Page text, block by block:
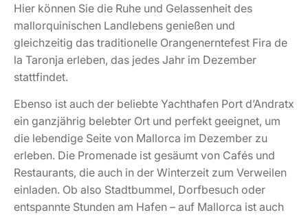
Hier können Sie die Ruhe und Gelassenheit des
mallorquinischen Landlebens genießen und
gleichzeitig das traditionelle Orangenerntefest Fira de
la Taronja erleben, das jedes Jahr im Dezember
stattfindet.
Ebenso ist auch der beliebte Yachthafen Port d’Andratx
ein ganzjährig belebter Ort und perfekt geeignet, um
die lebendige Seite von Mallorca im Dezember zu
erleben. Die Promenade ist gesäumt von Cafés und
Restaurants, die auch in der Winterzeit zum Verweilen
einladen. Ob also Stadtbummel, Dorfbesuch oder
entspannte Stunden am Hafen – auf Mallorca ist auch